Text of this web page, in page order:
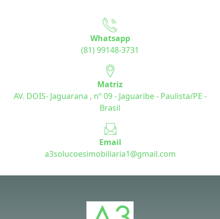
Whatsapp
(81) 99148-3731
Matriz
AV. DOIS- Jaguarana , nº 09 - Jaguaribe - Paulista/PE -
Brasil
Email
a3solucoesimobiliaria1@gmail.com